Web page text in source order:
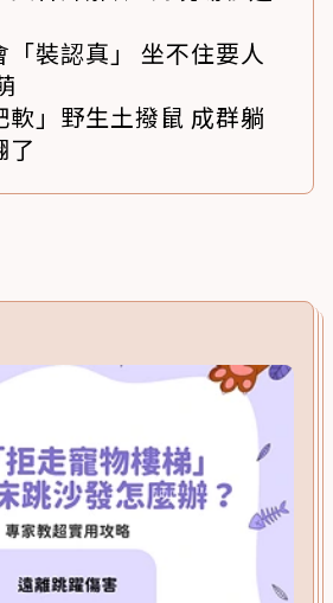
「裝認真」 坐不住要人
軟」野生土撥鼠 成群躺
了